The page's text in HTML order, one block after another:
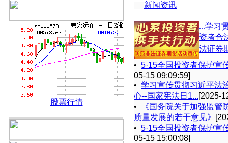
股票行情
新闻资讯
...学习
资者合
法证券
• 5·15全国投资者保护宣
05-15 09:09:59]
• 学习宣传贯彻习近平法
心--国家宪法日1...[2025-
•
《国务院关于加强监管
质量发展的若干意见》
• 5·15全国投资者保护宣
05-15 15:00:08]